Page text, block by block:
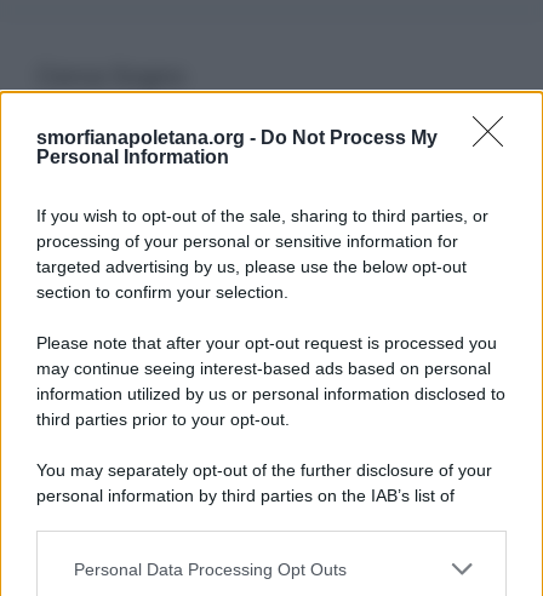
smorfianapoletana.org - Do Not Process My
Personal Information
If you wish to opt-out of the sale, sharing to third parties, or
processing of your personal or sensitive information for
targeted advertising by us, please use the below opt-out
section to confirm your selection.
Please note that after your opt-out request is processed you
may continue seeing interest-based ads based on personal
information utilized by us or personal information disclosed to
third parties prior to your opt-out.
You may separately opt-out of the further disclosure of your
personal information by third parties on the IAB’s list of
This information may also be disclosed by us to third parties
Personal Data Processing Opt Outs
Ricerca
LEGGI GRATIS IL NOSTRO EBOOK
Categorie
Dizionario dei Sogni – B